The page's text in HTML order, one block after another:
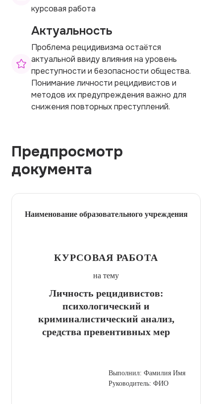
курсовая работа
Актуальность
Проблема рецидивизма остаётся
актуальной ввиду влияния на уровень
преступности и безопасности общества.
Понимание личности рецидивистов и
методов их предупреждения важно для
снижения повторных преступлений.
Предпросмотр
документа
Наименование образовательного учреждения
КУРСОВАЯ РАБОТА
на тему
Личность рецидивистов:
психологический и
криминалистический анализ,
средства превентивных мер
Выполнил: Фамилия Имя
Руководитель: ФИО